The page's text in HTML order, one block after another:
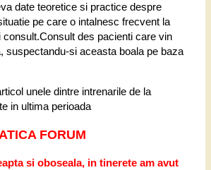
date teoretice si practice despre
pe care o intalnesc frecvent la
consult.Consult des pacienti care vin
suspectandu-si aceasta boala pe baza
unele dintre intrenarile de la
in ultima perioada
FORUM
si oboseala, in tinerete am avut